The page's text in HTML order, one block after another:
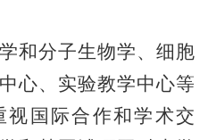
和分子生物学、细胞
心、实验教学中心等
国际合作和学术交